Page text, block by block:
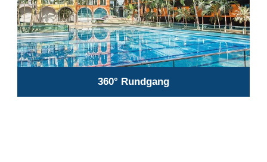
360° Rundgang